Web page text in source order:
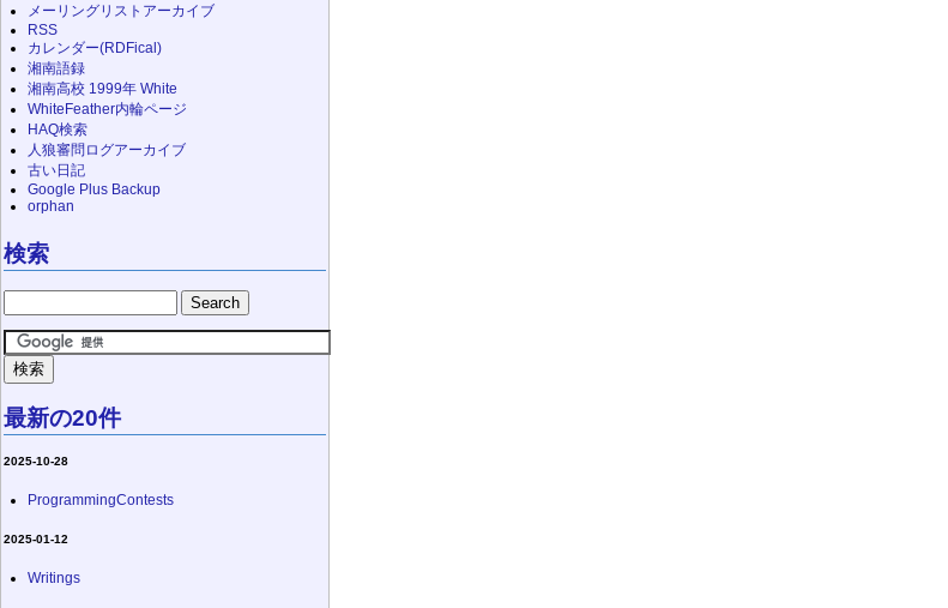
メーリングリストアーカイブ
RSS
カレンダー(RDFical)
湘南語録
湘南高校 1999年 White
WhiteFeather内輪ページ
HAQ検索
人狼審問ログアーカイブ
古い日記
Google Plus Backup
orphan
検索
最新の20件
2025-10-28
ProgrammingContests
2025-01-12
Writings